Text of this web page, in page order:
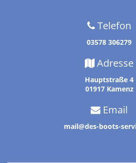
Telefon
03578 306279
Adresse
Hauptstraße 4
01917 Kamenz
Email
mail@des-boots-